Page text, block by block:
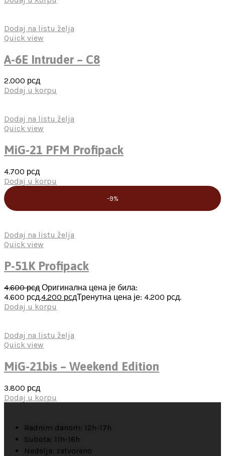
Dodaj na listu želja
Quick view
A-6E Intruder – C8
2.000 рсд
Dodaj u korpu
Dodaj na listu želja
Quick view
MiG-21 PFM Profipack
4.700 рсд
Dodaj u korpu
-9%
Dodaj na listu želja
Quick view
P-51K Profipack
4.600рсд Оригинална цена је била:
4.600 рсд.4.200 рсдТренутна цена је: 4.200 рсд.
Dodaj u korpu
Dodaj na listu želja
Quick view
MiG-21bis – Weekend Edition
3.800 рсд
Dodaj u korpu
Radnim danom: 12h-17h
Subota: 11h-16h
Nedelja: zatvoreno